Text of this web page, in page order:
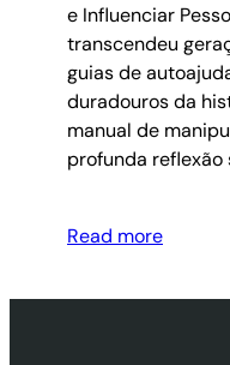
e Influenciar
transcendeu
guias de
duradouros da
manual de
profunda reflexão
Read more